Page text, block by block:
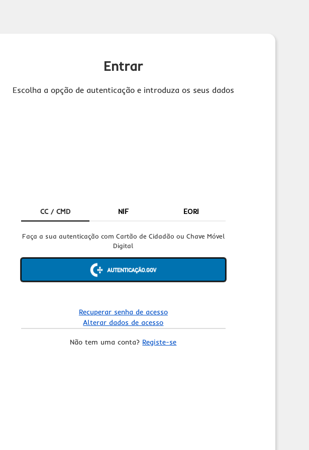
Entrar
Escolha a opção de autenticação e introduza os seus dados
CC / CMD NIF EORI
Faça a sua autenticação com Cartão de Cidadão ou Chave Móvel
Digital
Recuperar senha de acesso
Alterar dados de acesso
Não tem uma conta? Registe-se